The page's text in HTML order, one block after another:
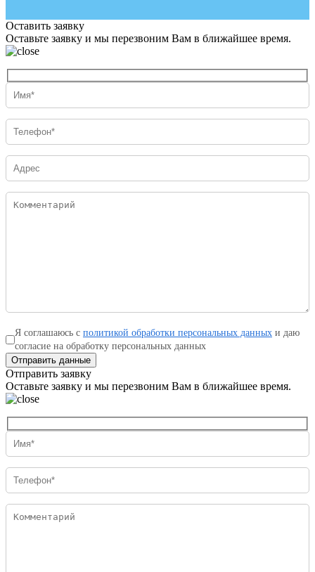
Оставить заявку
Оставьте заявку и мы перезвоним Вам в ближайшее время.
Я соглашаюсь с политикой обработки персональных данных и даю
согласие на обработку персональных данных
Отправить данные
Отправить заявку
Оставьте заявку и мы перезвоним Вам в ближайшее время.